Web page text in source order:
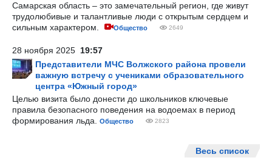
Самарская область – это замечательный регион, где живут
трудолюбивые и талантливые люди с открытым сердцем и
сильным характером.
Общество 2649
28 ноября 2025 19:57
Представители МЧС Волжского района провели
важную встречу с учениками образовательного
центра «Южный город»
Целью визита было донести до школьников ключевые
правила безопасного поведения на водоемах в период
формирования льда.
Общество 2823
Весь список